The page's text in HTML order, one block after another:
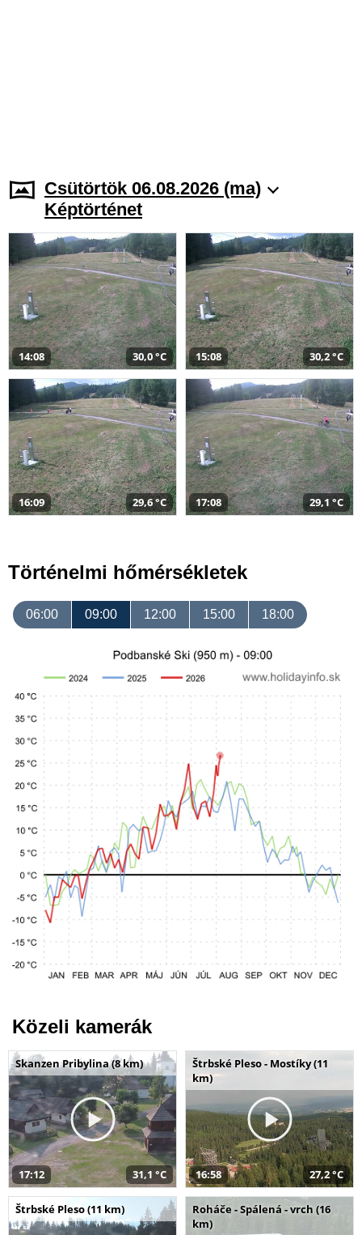
Csütörtök 06.08.2026 (ma)
Képtörténet
14:08 30,0 °C 15:08 30,2 °C
16:09 29,6 °C 17:08 29,1 °C
Történelmi hőmérsékletek
06:00 09:00 12:00 15:00 18:00
Közeli kamerák
Skanzen Pribylina (8 km)
17:12 31,1 °C
Štrbské Pleso - Mostíky (11
km)
16:58 27,2 °C
Štrbské Pleso (11 km)
Roháče - Spálená - vrch (16
km)